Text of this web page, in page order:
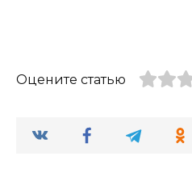
Оцените статью